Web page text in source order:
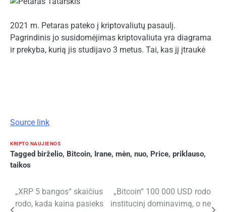
2021 m. Petaras pateko į kriptovaliutų pasaulį.
Pagrindinis jo susidomėjimas kriptovaliuta yra diagrama
ir prekyba, kurią jis studijavo 3 metus. Tai, kas jį įtraukė
Source link
KRIPTO NAUJIENOS
Tagged birželio, Bitcoin, Irane, mėn, nuo, Price, priklauso,
taikos
Navigacija
„XRP 5 bangos“ skaičius
rodo, kada kaina pasieks
„Bitcoin“ 100 000 USD rodo
institucinį dominavimą, o ne